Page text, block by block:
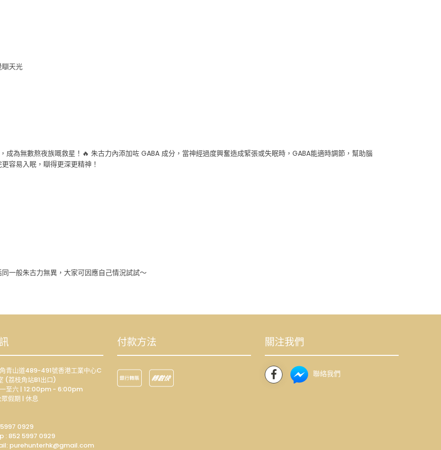
天光
為無數熬夜族嘅救星！🔥 朱古力內添加咗 GABA 成分，當神經過度興奮造成緊張或失眠時，GABA能適時調節，幫助腦
容易入眠，瞓得更深更精神！
一般朱古力無異，大家可因應自己情況試試～
青山道489-491號香港工業中心C
(荔枝角站B1出口)
至六 | 12:00pm - 6:00pm
假期 | 休息
0929
: 852 5997 0929
purehunterhk@gmail.com
付款方法 關注我們
聯絡我們